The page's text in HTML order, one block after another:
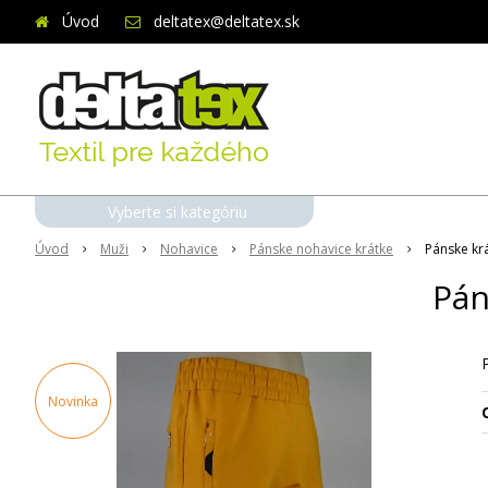
Úvod deltatex@deltatex.sk
Úvod Muži Nohavice Pánske nohavice krátke Pánske
Novinka
Vyberte si kategóriu